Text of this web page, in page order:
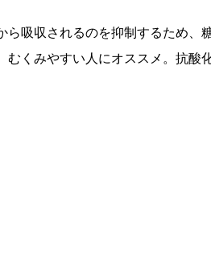
吸収されるのを抑制するため、
くみやすい人にオススメ。抗酸化